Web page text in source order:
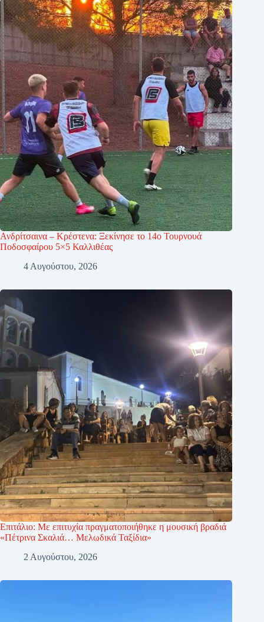
Ανδρίτσαινα – Κρέστενα: Ξεκίνησε το 14ο Τουρνουά
Ποδοσφαίρου 5×5 Καλλιθέας
4 Αυγούστου, 2026
Επιτάλιο: Με επιτυχία πραγματοποιήθηκε η μουσική βραδιά
«Πέτρινα Σκαλιά… Μελωδικά Ταξίδια»
2 Αυγούστου, 2026